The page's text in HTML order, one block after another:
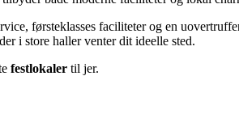
førsteklasses faciliteter og en
i store haller venter dit ideelle sted.
festlokaler til jer.